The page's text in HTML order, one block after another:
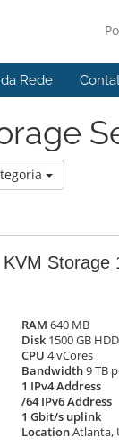
Rede
KVM Storage
RAM 640 MB
Disk 1500 GB HDD
CPU 4 vCores
Bandwidth9 TB
1 IPv4 Address
/64 IPv6 Address
1 Gbit/s uplink
LocationAtlanta,